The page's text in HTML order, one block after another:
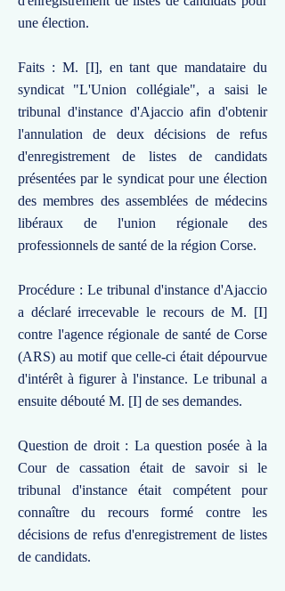
une élection.
Faits : M. [I], en tant que mandataire du
syndicat "L'Union collégiale", a saisi le
tribunal d'instance d'Ajaccio afin d'obtenir
l'annulation de deux décisions de refus
d'enregistrement de listes de candidats
présentées par le syndicat pour une élection
des membres des assemblées de médecins
libéraux de l'union régionale des
professionnels de santé de la région Corse.
Procédure : Le tribunal d'instance d'Ajaccio
a déclaré irrecevable le recours de M. [I]
contre l'agence régionale de santé de Corse
(ARS) au motif que celle-ci était dépourvue
d'intérêt à figurer à l'instance. Le tribunal a
ensuite débouté M. [I] de ses demandes.
Question de droit : La question posée à la
Cour de cassation était de savoir si le
tribunal d'instance était compétent pour
connaître du recours formé contre les
décisions de refus d'enregistrement de listes
de candidats.